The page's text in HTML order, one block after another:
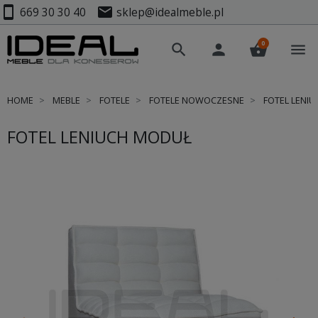
smartphone 669 30 30 40 mail sklep@idealmeble.pl
search person shopping_basket
0 menu
HOME MEBLE FOTELE FOTELE NOWOCZESNE FOTEL
FOTEL LENIUCH MODUŁ